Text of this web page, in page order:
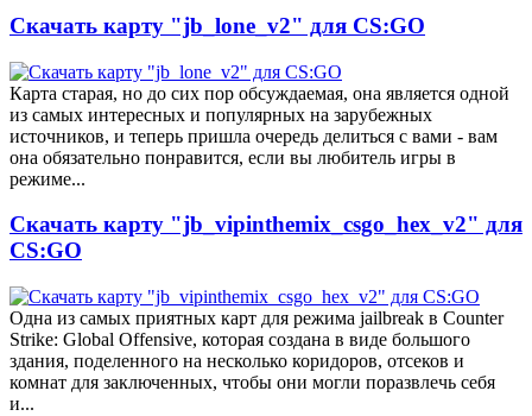
Скачать карту "jb_lone_v2" для CS:GO
Карта старая, но до сих пор обсуждаемая, она является одной
из самых интересных и популярных на зарубежных
источников, и теперь пришла очередь делиться с вами - вам
она обязательно понравится, если вы любитель игры в
режиме...
Скачать карту "jb_vipinthemix_csgo_hex_v2" для
CS:GO
Одна из самых приятных карт для режима jailbreak в Counter
Strike: Global Offensive, которая создана в виде большого
здания, поделенного на несколько коридоров, отсеков и
комнат для заключенных, чтобы они могли поразвлечь себя
и...